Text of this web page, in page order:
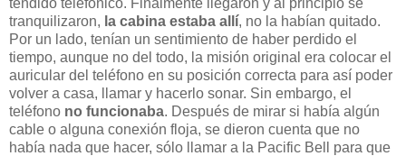
tranquilizaron, la cabina estaba allí, no la habían quitado.
Por un lado, tenían un sentimiento de haber perdido el
tiempo, aunque no del todo, la misión original era colocar el
auricular del teléfono en su posición correcta para así poder
volver a casa, llamar y hacerlo sonar. Sin embargo, el
teléfono no funcionaba. Después de mirar si había algún
cable o alguna conexión floja, se dieron cuenta que no
había nada que hacer, sólo llamar a la Pacific Bell para que